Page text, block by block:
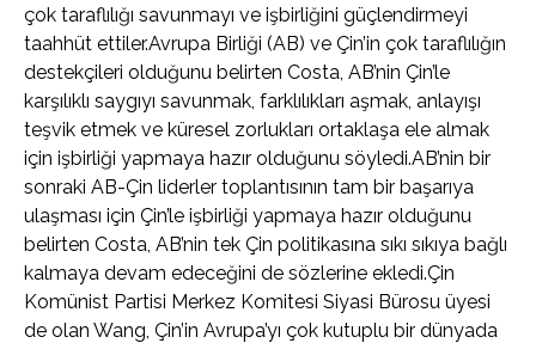
çok taraflılığı savunmayı ve işbirliğini güçlendirmeyi
taahhüt ettiler.Avrupa Birliği (AB) ve Çin’in çok taraflılığın
destekçileri olduğunu belirten Costa, AB’nin Çin’le
karşılıklı saygıyı savunmak, farklılıkları aşmak, anlayışı
teşvik etmek ve küresel zorlukları ortaklaşa ele almak
için işbirliği yapmaya hazır olduğunu söyledi.AB’nin bir
sonraki AB-Çin liderler toplantısının tam bir başarıya
ulaşması için Çin’le işbirliği yapmaya hazır olduğunu
belirten Costa, AB’nin tek Çin politikasına sıkı sıkıya bağlı
kalmaya devam edeceğini de sözlerine ekledi.Çin
Komünist Partisi Merkez Komitesi Siyasi Bürosu üyesi
de olan Wang, Çin’in Avrupa’yı çok kutuplu bir dünyada